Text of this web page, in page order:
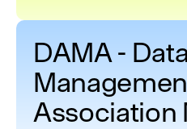
DAMA - Data
Association
DAMA - Data Management